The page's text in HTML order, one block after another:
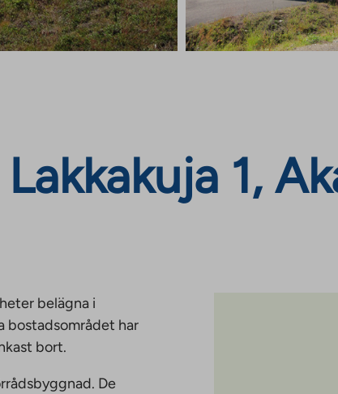
1,
belägna i
bostadsområdet har
bort.
De